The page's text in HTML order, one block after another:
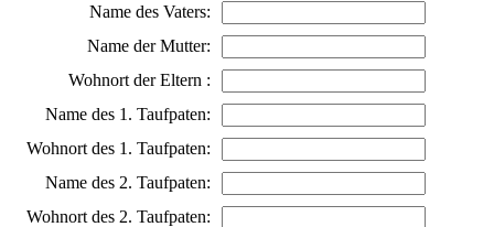
Name des Vaters:
Name der Mutter:
Wohnort der Eltern :
Name des 1. Taufpaten:
Wohnort des 1. Taufpaten:
Name des 2. Taufpaten:
Wohnort des 2. Taufpaten: